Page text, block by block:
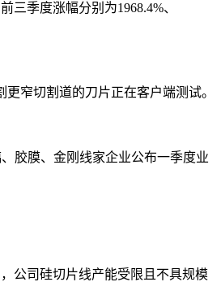
季度涨幅分别为1968.4%、
窄切割道的刀片正在客户端测试。
胶膜、金刚线家企业公布一季度业
公司硅切片线产能受限且不具规模